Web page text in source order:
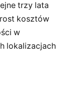
trzy lata
kosztów
w
lokalizacjach